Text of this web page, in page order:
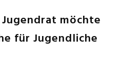
möchte
für Jugendliche